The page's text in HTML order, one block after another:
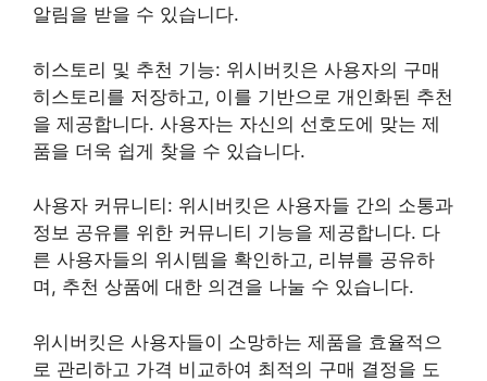
알림을 받을 수 있습니다.
히스토리 및 추천 기능: 위시버킷은 사용자의 구매
히스토리를 저장하고, 이를 기반으로 개인화된 추천
을 제공합니다. 사용자는 자신의 선호도에 맞는 제
품을 더욱 쉽게 찾을 수 있습니다.
사용자 커뮤니티: 위시버킷은 사용자들 간의 소통과
정보 공유를 위한 커뮤니티 기능을 제공합니다. 다
른 사용자들의 위시템을 확인하고, 리뷰를 공유하
며, 추천 상품에 대한 의견을 나눌 수 있습니다.
위시버킷은 사용자들이 소망하는 제품을 효율적으
로 관리하고 가격 비교하여 최적의 구매 결정을 도